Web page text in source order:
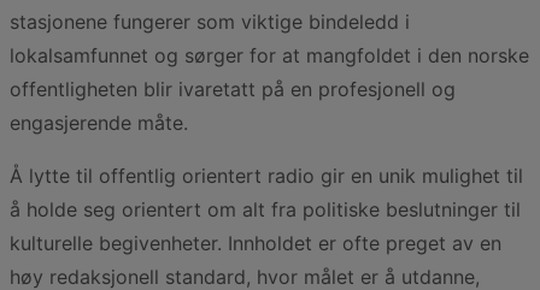
stasjonene fungerer som viktige bindeledd i
lokalsamfunnet og sørger for at mangfoldet i den norske
offentligheten blir ivaretatt på en profesjonell og
engasjerende måte.
Å lytte til offentlig orientert radio gir en unik mulighet til
å holde seg orientert om alt fra politiske beslutninger til
kulturelle begivenheter. Innholdet er ofte preget av en
høy redaksjonell standard, hvor målet er å utdanne,